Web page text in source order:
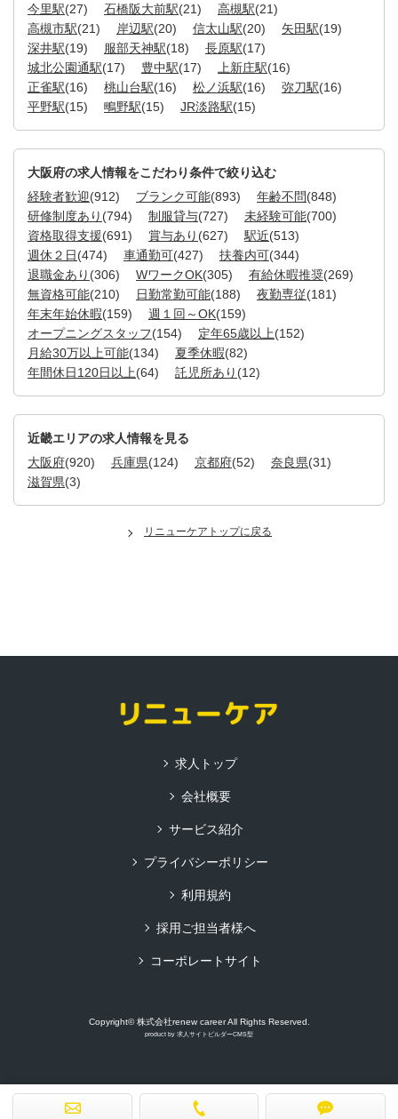
今里駅(27) 石橋阪大前駅(21) 高槻駅(21)
高槻市駅(21) 岸辺駅(20) 信太山駅(20) 矢田駅(19)
深井駅(19) 服部天神駅(18) 長原駅(17)
城北公園通駅(17) 豊中駅(17) 上新庄駅(16)
正雀駅(16) 桃山台駅(16) 松ノ浜駅(16) 弥刀駅(16)
平野駅(15) 鴫野駅(15) JR淡路駅(15)
大阪府の求人情報をこだわり条件で絞り込む
経験者歓迎(912) ブランク可能(893) 年齢不問(848)
研修制度あり (794) 制服貸与(727) 未経験可能(700)
資格取得支援(691) 賞与あり (627) 駅近(513)
週休２日(474) 車通勤可(427) 扶養内可(344)
退職金あり (306) WワークOK(305) 有給休暇推奨(269)
無資格可能(210) 日勤常勤可能(188) 夜勤専従(181)
年末年始休暇(159) 週１回～OK(159)
オープニングスタッフ(154) 定年65歳以上(152)
月給30万以上可能(134) 夏季休暇(82)
年間休日120日以上(64) 託児所あり (12)
近畿エリアの求人情報を見る
大阪府(920) 兵庫県(124) 京都府(52) 奈良県(31)
滋賀県(3)
リニューケアトップに戻る
求人トップ
会社概要
サービス紹介
プライバシーポリシー
利用規約
採用ご担当者様へ
コーポレートサイト
Copyright© 株式会社renew career All Rights Reserved.
product by 求人サイトビルダーCMS型